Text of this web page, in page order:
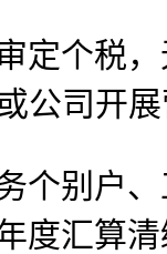
个税，
公司开展
别户、
汇算清